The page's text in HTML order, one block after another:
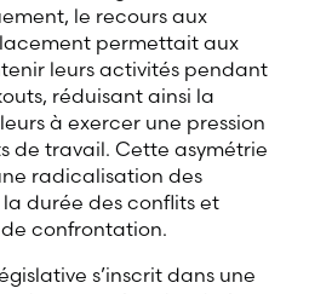
le recours aux
permettait aux
leurs activités pendant
réduisant ainsi la
à exercer une pression
de travail. Cette asymétrie
radicalisation des
durée des conflits et
confrontation.
s’inscrit dans une